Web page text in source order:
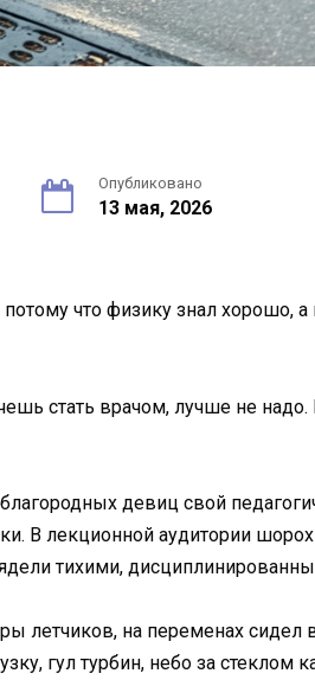
Опубликовано
13 мая, 2026
что физику знал хорошо,
стать врачом, лучше не
благородных девиц свой
В лекционной аудитории
тихими,
летчиков, на переменах сидел
гул турбин, небо за стеклом